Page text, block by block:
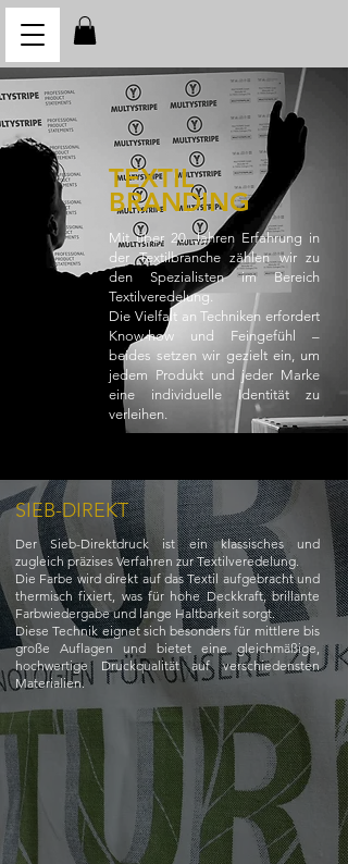
TEXTIL
BRANDING
Mit über 20 Jahren Erfahrung in
der Textilbranche zählen wir zu
den Spezialisten im Bereich
Textilveredelung.
Die Vielfalt an Techniken erfordert
Know-how und Feingefühl –
beides setzen wir gezielt ein, um
jedem Produkt und jeder Marke
eine individuelle Identität zu
verleihen.
SIEB-DIREKT
Der Sieb-Direktdruck ist ein klassisches und
zugleich präzises Verfahren zur Textilveredelung.
Die Farbe wird direkt auf das Textil aufgebracht und
thermisch fixiert, was für hohe Deckkraft, brillante
Farbwiedergabe und lange Haltbarkeit sorgt.
Diese Technik eignet sich besonders für mittlere bis
große Auflagen und bietet eine gleichmäßige,
hochwertige Druckqualität auf verschiedensten
Materialien.